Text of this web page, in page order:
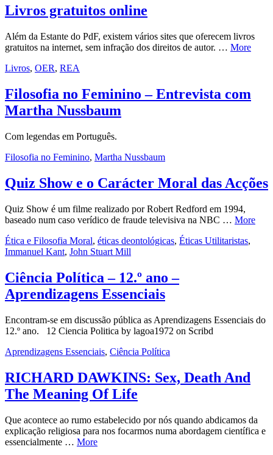
Livros gratuitos online
Além da Estante do PdF, existem vários sites que oferecem livros
gratuitos na internet, sem infração dos direitos de autor. … More
Livros, OER, REA
Filosofia no Feminino – Entrevista com
Martha Nussbaum
Com legendas em Português.
Filosofia no Feminino, Martha Nussbaum
Quiz Show e o Carácter Moral das Acções
Quiz Show é um filme realizado por Robert Redford em 1994,
baseado num caso verídico de fraude televisiva na NBC … More
Ética e Filosofia Moral, éticas deontológicas, Éticas Utilitaristas,
Immanuel Kant, John Stuart Mill
Ciência Política – 12.º ano –
Aprendizagens Essenciais
Encontram-se em discussão pública as Aprendizagens Essenciais do
12.º ano. 12 Ciencia Politica by lagoa1972 on Scribd
Aprendizagens Essenciais, Ciência Política
RICHARD DAWKINS: Sex, Death And
The Meaning Of Life
Que acontece ao rumo estabelecido por nós quando abdicamos da
explicação religiosa para nos focarmos numa abordagem científica e
essencialmente … More